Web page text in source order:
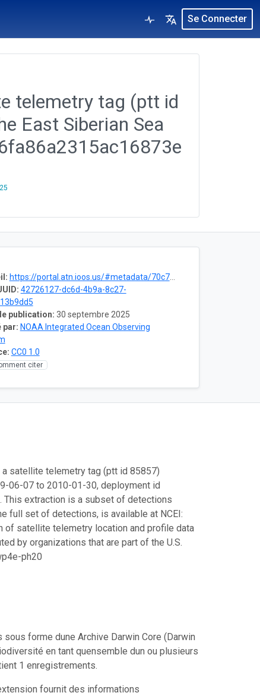
Se Connecter
telemetry tag (ptt id
East Siberian Sea
https://portal.atn.ioos.us/#metadata/70c76508-b252-4c3d-9f27-e4cba9300537/project
42726127-dc6d-4b9a-8c27-
publication: 30 septembre 2025
par: NOAA Integrated Ocean Observing
CC0 1.0
citer
satellite telemetry tag (ptt id 85857)
06-07 to 2010-01-30, deployment id
This extraction is a subset of detections
full set of detections, is available at NCEI:
satellite telemetry location and profile data
by organizations that are part of the U.S.
ph20
forme dune Archive Darwin Core (Darwin
en tant quensemble dun ou plusieurs
1 enregistrements.
fournit des informations